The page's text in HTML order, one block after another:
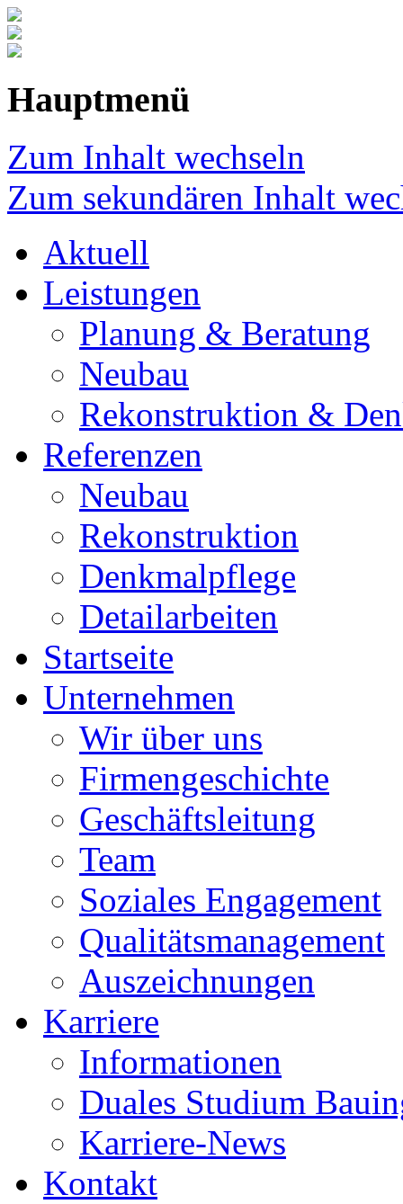
Hauptmenü
Zum Inhalt wechseln
Zum sekundären Inhalt
Aktuell
Leistungen
Planung & Beratung
Neubau
Rekonstruktion &
Referenzen
Neubau
Rekonstruktion
Denkmalpflege
Detailarbeiten
Startseite
Unternehmen
Wir über uns
Firmengeschichte
Geschäftsleitung
Team
Soziales Engagement
Qualitätsmanagement
Auszeichnungen
Karriere
Informationen
Duales Studium
Karriere-News
Kontakt